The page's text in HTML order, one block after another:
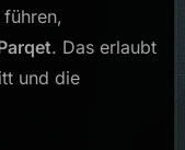
. Das erlaubt
und die